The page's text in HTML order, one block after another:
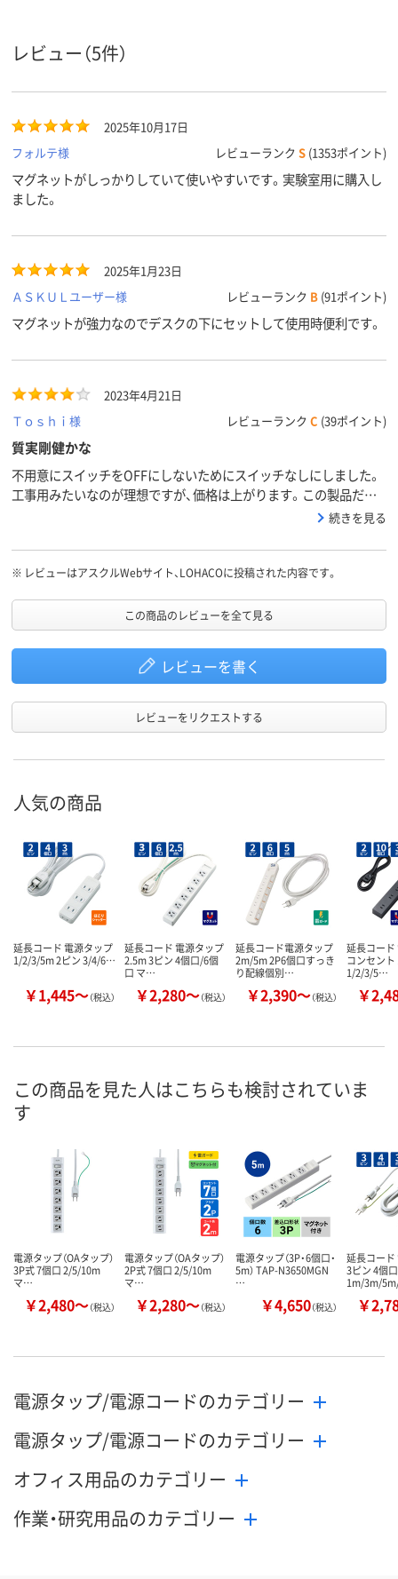
商品環境
レビュー（5件）
2025年10月17日
フォルテ様
レビューランク S (1353ポイント)
マグネットがしっかりしていて使いやすいです。実験室用に購入し
ました。
2025年1月23日
ＡＳＫＵＬユーザー様
レビューランク B (91ポイント)
マグネットが強力なのでデスクの下にセットして使用時便利です。
2023年4月21日
Ｔｏｓｈｉ様
レビューランク C (39ポイント)
質実剛健かな
不用意にスイッチをOFFにしないためにスイッチなしにしました。
工事用みたいなのが理想ですが、価格は上がります。この製品だと
コスパもいいのでは。理想はあと少しだけ筐体が小さいとデスク上
続きを見る
※ レビューはアスクルWebサイト、LOHACOに投稿された内容です。
この商品のレビューを全て見る
レビューを書く
レビューをリクエストする
人気の商品
延長コード 電源タップ
1/2/3/5m 2ピン 3/4/6…
￥1,445～（税込）
延長コード 電源タップ
2.5m 3ピン 4個口/6個
口 マ…
￥2,280～（税込）
延長コード電源タップ
2m/5m 2P6個口すっき
り配線個別…
￥2,390～（税込）
延長コー
コンセント
1/2/3/5…
￥
この商品を見た人はこちらも検討されていま
す
電源タップ（OAタップ）
3P式 7個口 2/5/10m
マ…
￥2,480～（税込）
電源タップ（OAタップ）
2P式 7個口 2/5/10m
マ…
￥2,280～（税込）
電源タップ（3P・6個口・
5m） TAP-N3650MGN
…
￥4,650（税込）
延長コー
3ピン 4個口
1m/3m/
￥
電源タップ/電源コードのカテゴリー
電源タップ/電源コードのカテゴリー
オフィス用品のカテゴリー
作業・研究用品のカテゴリー